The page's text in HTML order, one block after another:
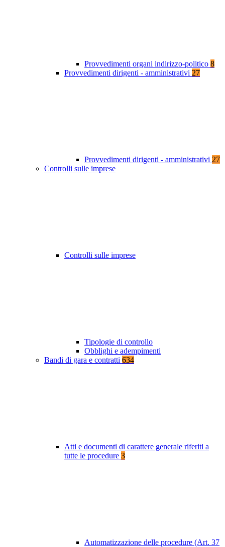
Provvedimenti organi indirizzo-politico 8
Provvedimenti dirigenti - amministrativi 27
Provvedimenti dirigenti - amministrativi 27
Controlli sulle imprese
Controlli sulle imprese
Tipologie di controllo
Obblighi e adempimenti
Bandi di gara e contratti 634
Atti e documenti di carattere generale riferiti a
tutte le procedure 3
Automatizzazione delle procedure (Art. 37